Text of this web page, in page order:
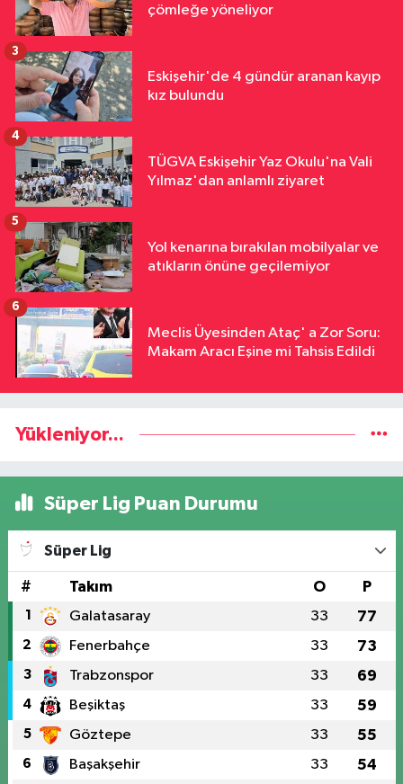
çömleğe yöneliyor
Eskişehir'de 4 gündür aranan kayıp
kız bulundu
3
TÜGVA Eskişehir Yaz Okulu'na Vali
Yılmaz'dan anlamlı ziyaret
4
Yol kenarına bırakılan mobilyalar ve
atıkların önüne geçilemiyor
5
Meclis Üyesinden Ataç' a Zor Soru:
Makam Aracı Eşine mi Tahsis Edildi
6
Yükleniyor...
Süper Lig Puan Durumu
Süper Lig
# Takım O P
1 Galatasaray 33 77
2 Fenerbahçe 33 73
3 Trabzonspor 33 69
4 Beşiktaş 33 59
5 Göztepe 33 55
6 Başakşehir 33 54